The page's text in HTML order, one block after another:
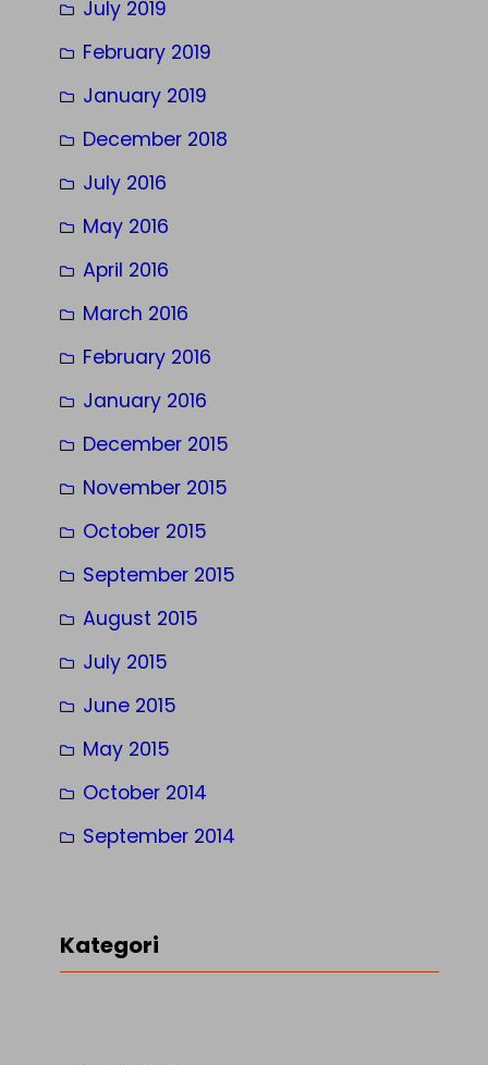
July 2019
February 2019
January 2019
December 2018
July 2016
May 2016
April 2016
March 2016
February 2016
January 2016
December 2015
November 2015
October 2015
September 2015
August 2015
July 2015
June 2015
May 2015
October 2014
September 2014
Kategori